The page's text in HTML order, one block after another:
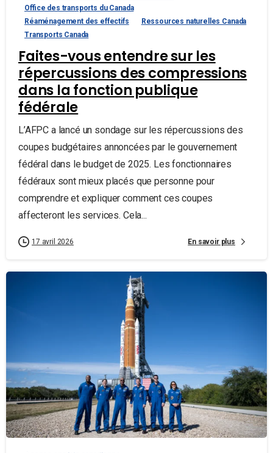
Office des transports du Canada
Réaménagement des effectifs
Ressources naturelles Canada
Transports Canada
Faites-vous entendre sur les
répercussions des compressions
dans la fonction publique
fédérale
L’AFPC a lancé un sondage sur les répercussions des
coupes budgétaires annoncées par le gouvernement
fédéral dans le budget de 2025. Les fonctionnaires
fédéraux sont mieux placés que personne pour
comprendre et expliquer comment ces coupes
affecteront les services. Cela...
17 avril 2026 En savoir plus